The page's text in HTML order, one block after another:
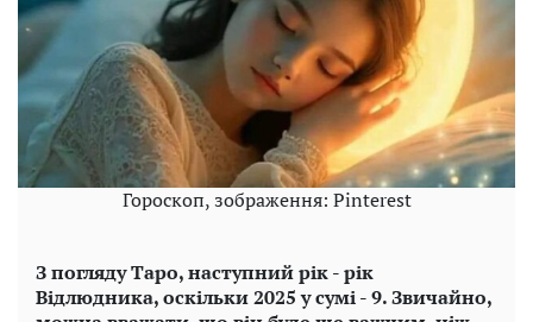
Гороскоп, зображення: Pinterest
З погляду Таро, наступний рік - рік
Відлюдника, оскільки 2025 у сумі - 9. Звичайно,